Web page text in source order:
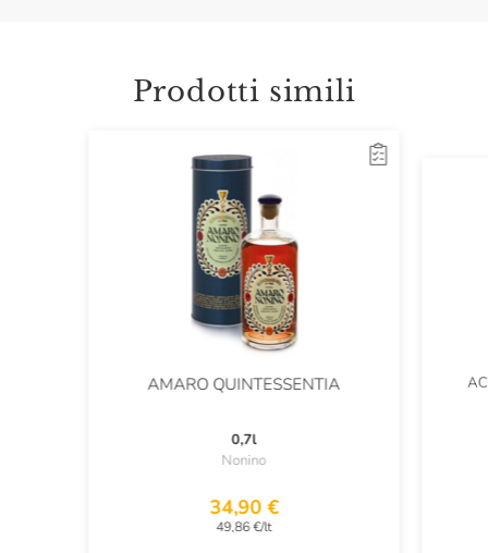
Prodotti simili
AMARO QUINTESSENTIA
0,7l
Nonino
34,90 €
49,86 €/lt